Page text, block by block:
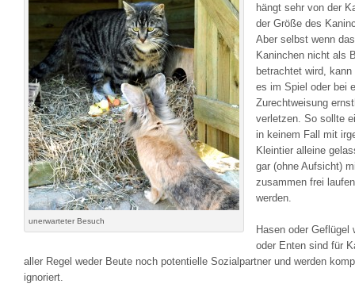
unerwarteter Besuch
hängt sehr von der
der Größe des
Aber selbst wenn das
Kaninchen nicht als
betrachtet wird,
es im Spiel oder bei
Zurechtweisung
verletzen. So sollte
in keinem Fall mit
Kleintier alleine
gar (ohne Aufsicht)
zusammen frei
werden.
Hasen oder Geflügel
oder Enten sind für
aller Regel weder Beute noch potentielle Sozialpartner und werden
ignoriert.